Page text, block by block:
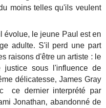
moins telles qu'ils veulent
évolue, le jeune Paul est en
adulte. S'il perd une part
raisons d'être un artiste : le
sous l'influence de
délicatesse, James Gray
ce dernier interprété par
Jonathan, abandonné de